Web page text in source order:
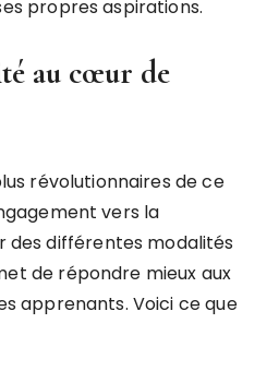
propres aspirations.
au cœur de
révolutionnaires de ce
vers la
des différentes modalités
de répondre mieux aux
apprenants. Voici ce que